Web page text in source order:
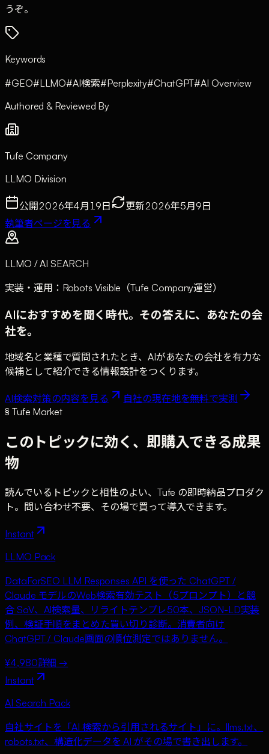
うぞ。
Keywords
#GEO#LLMO#AI検索#Perplexity#ChatGPT#AI Overview
Authored & Reviewed By
Tufe Company
LLMO Division
公開2026年4月19日 更新2026年5月9日
執筆者ページを見る
LLMO / AI SEARCH
実装・運用：Robots Visible（Tufe Company運営）
AIにおすすめを聞く時代。その答えに、あなたの会
社を。
地域名と業種で質問されたとき、AIがあなたの会社を有力な
候補として紹介できる情報設計をつくります。
AI検索対策の内容を見る
自社の現在地を無料で実測
§ Tufe Market
このトピックに効く、即購入できる成果
物
読んでいるトピックと相性のよい、Tufe の即時納品プロダク
ト。問い合わせ不要、その場で買って導入できます。
Instant
LLMO Pack
DataForSEO LLM Responses API を使った ChatGPT /
Claude モデルのWeb検索有効テスト（5プロンプト）と競
合 SoV、AI検索量、リライトテンプレ50本、JSON-LD実装
例、検証手順をまとめた買い切り診断。消費者向け
ChatGPT / Claude画面の順位測定ではありません。
¥4,980詳細 →
Instant
AI Search Pack
自社サイトを「AI 検索から引用されるサイト」に。llms.txt、
robots.txt、構造化データを AI がその場で書き出します。